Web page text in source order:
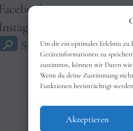
Um dir ein optimales Erlebnis zu
Geräteinformationen zu
zustimmst, können wir Daten
Wenn du deine Zustimmung
Funktionen beeinträchtigt
Akzeptieren
Facebook
Instagram
Suche